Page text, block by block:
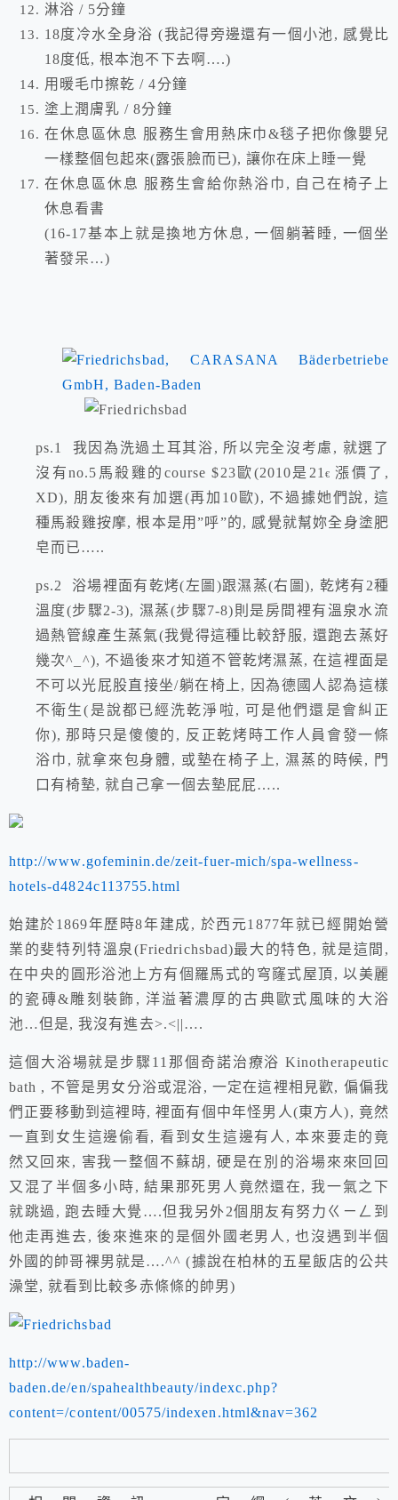
淋浴 / 5分鐘
18度冷水全身浴 (我記得旁邊還有一個小池, 感覺比
18度低, 根本泡不下去啊….)
用暖毛巾擦乾 / 4分鐘
塗上潤膚乳 / 8分鐘
在休息區休息 服務生會用熱床巾&毯子把你像嬰兒
一樣整個包起來(露張臉而已), 讓你在床上睡一覺
在休息區休息 服務生會給你熱浴巾, 自己在椅子上
休息看書
(16-17基本上就是換地方休息, 一個躺著睡, 一個坐
著發呆…)
ps.1
我因為洗過土耳其浴, 所以完全沒考慮, 就選了
沒有no.5 馬殺雞的 course $23歐(2010是21 € 漲價了,
XD), 朋友後來有加選(再加10歐), 不過據她們說, 這
種馬殺雞按摩, 根本是用”呼”的, 感覺就幫妳全身塗肥
皂而已…..
ps.2
浴場裡面有乾烤(左圖)跟濕蒸(右圖), 乾烤有2種
溫度(步驟2-3), 濕蒸(步驟7-8)則是房間裡有溫泉水流
過熱管線產生蒸氣(我覺得這種比較舒服, 還跑去蒸好
幾次^_^), 不過後來才知道不管乾烤濕蒸, 在這裡面是
不可以光屁股直接坐/躺在椅上, 因為德國人認為這樣
不衛生(是說都已經洗乾淨啦, 可是他們還是會糾正
你), 那時只是傻傻的, 反正乾烤時工作人員會發一條
浴巾, 就拿來包身體, 或墊在椅子上, 濕蒸的時候, 門
口有椅墊, 就自己拿一個去墊屁屁…..
http://www.gofeminin.de/zeit-fuer-mich/spa-wellness-
hotels-d4824c113755.html
始建於1869年歷時8年建成, 於西元1877年就已經開始營
業的斐特列特溫泉(Friedrichsbad)最大的特色, 就是這間,
在中央的圓形浴池上方有個羅馬式的穹窿式屋頂, 以美麗
的瓷磚&雕刻裝飾, 洋溢著濃厚的古典歐式風味的大浴
池…但是, 我沒有進去>.<||….
這個大浴場就是步驟11那個奇諾治療浴 Kinotherapeutic
bath , 不管是男女分浴或混浴, 一定在這裡相見歡, 偏偏我
們正要移動到這裡時, 裡面有個中年怪男人(東方人), 竟然
一直到女生這邊偷看, 看到女生這邊有人, 本來要走的竟
然又回來, 害我一整個不蘇胡, 硬是在別的浴場來來回回
又混了半個多小時, 結果那死男人竟然還在, 我一氣之下
就跳過, 跑去睡大覺….但我另外2個朋友有努力ㄍㄧㄥ到
他走再進去, 後來進來的是個外國老男人, 也沒遇到半個
外國的帥哥裸男就是….^^ (據說在柏林的五星飯店的公共
澡堂, 就看到比較多赤條條的帥男)
http://www.baden-
baden.de/en/spahealthbeauty/indexc.php?
content=/content/00575/indexen.html&nav=362